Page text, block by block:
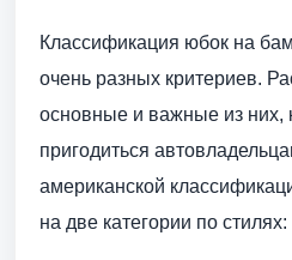
Классификация юбок на
очень разных критериев.
основные и важные из них,
пригодиться
американской
на две категории по стилях: